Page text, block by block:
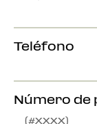
Teléfono
Número de